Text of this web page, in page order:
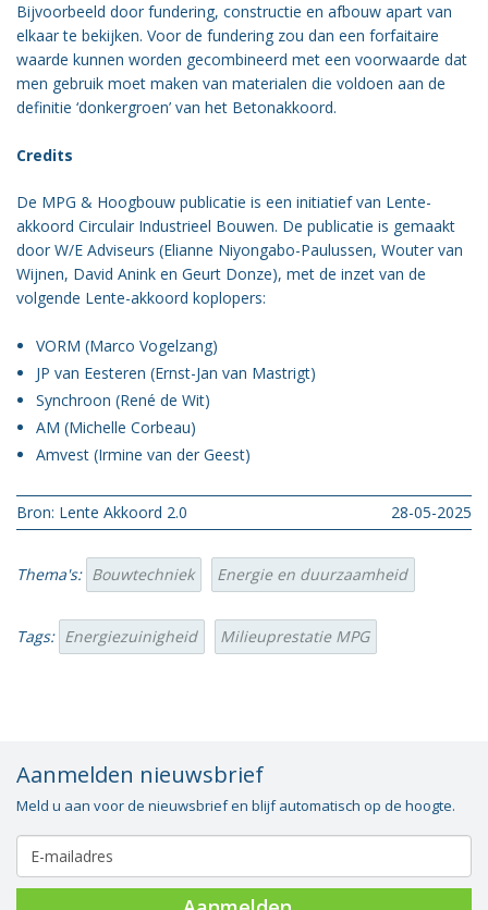
Bijvoorbeeld door fundering, constructie en afbouw apart van
elkaar te bekijken. Voor de fundering zou dan een forfaitaire
waarde kunnen worden gecombineerd met een voorwaarde dat
men gebruik moet maken van materialen die voldoen aan de
definitie ‘donkergroen’ van het Betonakkoord.
Credits
De MPG & Hoogbouw publicatie is een initiatief van Lente-
akkoord Circulair Industrieel Bouwen. De publicatie is gemaakt
door W/E Adviseurs (Elianne Niyongabo-Paulussen, Wouter van
Wijnen, David Anink en Geurt Donze), met de inzet van de
volgende Lente-akkoord koplopers:
VORM (Marco Vogelzang)
JP van Eesteren (Ernst-Jan van Mastrigt)
Synchroon (René de Wit)
AM (Michelle Corbeau)
Amvest (Irmine van der Geest)
Bron: Lente Akkoord 2.0 28-05-2025
Thema's: Bouwtechniek Energie en duurzaamheid
Tags: Energiezuinigheid Milieuprestatie MPG
Aanmelden nieuwsbrief
Meld u aan voor de nieuwsbrief en blijf automatisch op de hoogte.